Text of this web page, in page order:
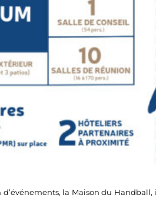
la Maison du Handball,